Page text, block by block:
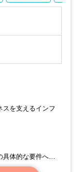
スを支えるインフ
体的な要件へと
方法をご提案し